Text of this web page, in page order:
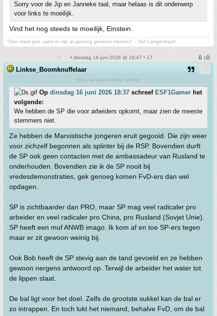
Sorry voor de Jip en Janneke taal, maar helaas is dit onderwerp
voor links te moeilijk.
Vind het nog steeds te moeilijk, Einstein.
"Doe maar gek, want er zijn al genoeg gewone mensen" - Ted Langenbach
• dinsdag 16 juni 2026 @ 19:47 • 17
Linkse_Boomknuffelaar
Stop de wapenlobby. Vrede!
Op dinsdag 16 juni 2026 18:37 schreef ESF1Gamer het
volgende:
We hebben de SP die voor arbeiders opkomt, maar zien de meeste
stemmers niet.
Ze hebben de Marxistische jongeren eruit gegooid. Die zijn weer
voor zichzelf begonnen als splinter bij de RSP. Bovendien durft
de SP ook geen contacten met de ambassadeur van Rusland te
onderhouden. Bovendien zie ik de SP nooit bij
vredesdemonstraties, gek genoeg komen FvD-ers dan wel
opdagen.
SP is zichtbaarder dan PRO, maar SP mag veel radicaler pro
arbeider en veel radicaler pro China, pro Rusland (Sovjet Unie).
SP heeft een muf ANWB imago. Ik kom af en toe SP-ers tegen
maar er zit gewoon weinig bij.
Ook Bob heeft de SP stevig aan de tand gevoeld en ze hebben
gewoon nergens antwoord op. Terwijl de arbeider het water tot
de lippen staat.
De bal ligt voor het doel. Zelfs de grootste sukkel kan de bal er
zo intrappen. En toch lukt het niemand, behalve FvD, om de bal